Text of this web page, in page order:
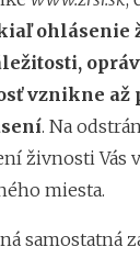
ohlásenie
vznikne až
. Na
živnosti Vás
miesta.
samostatná